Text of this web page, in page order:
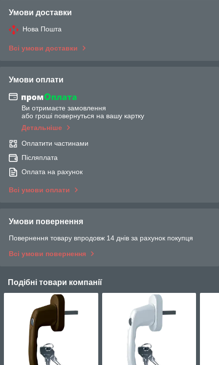
Умови доставки
Нова Пошта
Всі умови доставки
Умови оплати
Ви отримаєте замовлення
або гроші повернуться на вашу картку
Детальніше
Оплатити частинами
Післяплата
Оплата на рахунок
Всі умови оплати
Умови повернення
Повернення товару впродовж 14 днів за рахунок покупця
Всі умови повернення
Подібні товари компанії